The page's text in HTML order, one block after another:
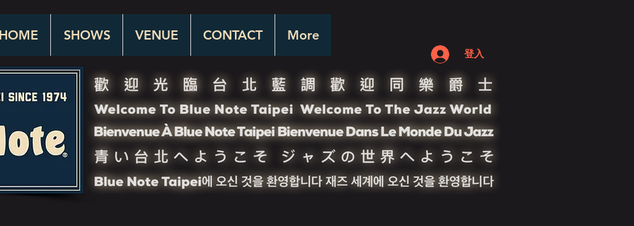
HOME SHOWS VENUE CONTACT More
登入